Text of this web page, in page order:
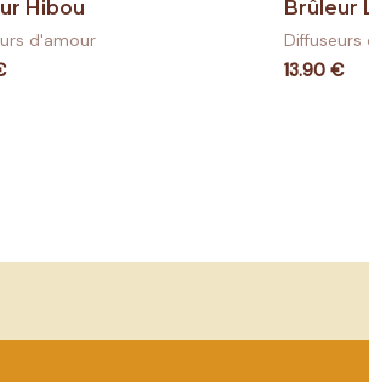
Hibou
d'amour
0
sur
5
Brûleur
13.90 €